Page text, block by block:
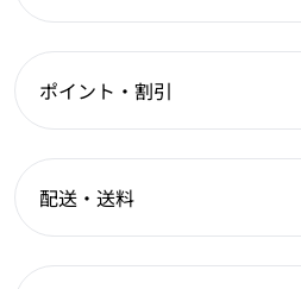
ポイント・割引
配送・送料